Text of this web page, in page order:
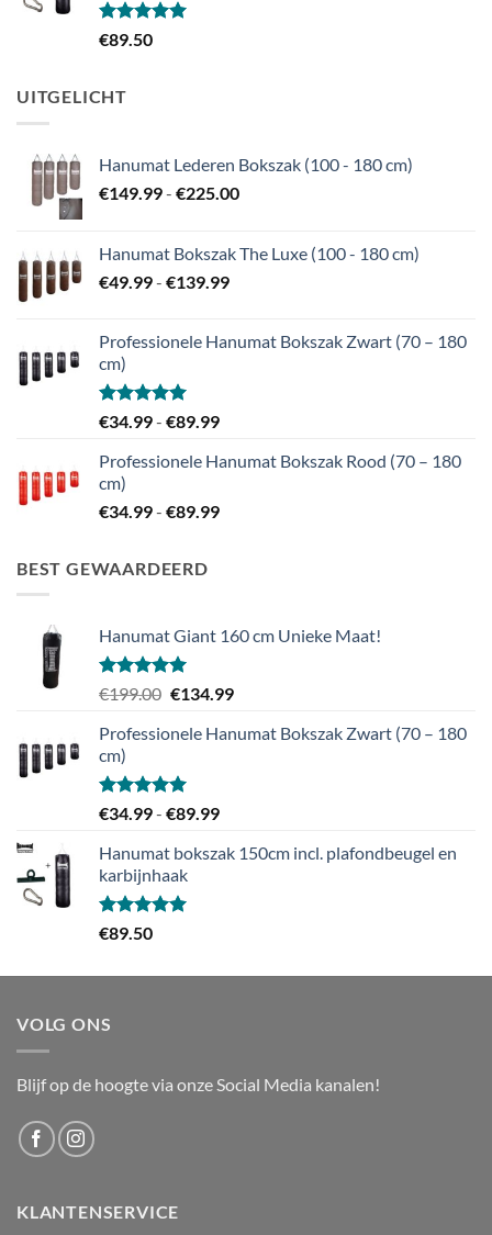
Gewaardeerd
€89.50
UITGELICHT
Hanumat Lederen Bokszak (100 - 180 cm)
€149.99- €225.00Prijsklasse:
€225.00
Hanumat Bokszak The Luxe (100 - 180 cm)
€49.99- €139.99Prijsklasse:
€139.99
Professionele Hanumat Bokszak Zwart (70 – 180
cm)
Gewaardeerd
€34.99- €89.99Prijsklasse:
tot
Professionele Hanumat Bokszak Rood (70 – 180
cm)
€34.99- €89.99Prijsklasse:
BEST GEWAARDEERD
Hanumat Giant 160 cm Unieke Maat!
Gewaardeerd
€199.00 Oorspronkelijke
was:
€134.99Huidige
is:
Professionele Hanumat Bokszak Zwart (70 – 180
cm)
Gewaardeerd
€34.99- €89.99Prijsklasse:
tot
Hanumat bokszak 150cm incl. plafondbeugel en
karbijnhaak
Gewaardeerd
€89.50
VOLG ONS
Blijf op de hoogte via onze Social Media kanalen!
KLANTENSERVICE